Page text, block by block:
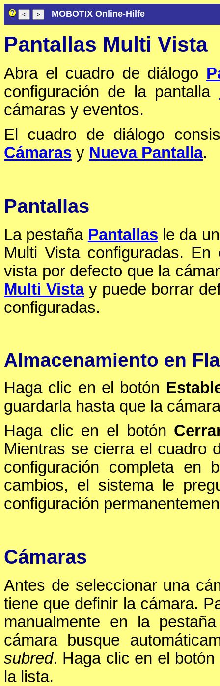
MOBOTIX Online-Hilfe
Pantallas Multi Vista
Abra el cuadro de diálogo
configuración de la pantalla
cámaras y eventos.
El cuadro de diálogo
Cámaras y Nueva Pantalla.
Pantallas
La pestaña Pantallas le da
Multi Vista configuradas.
vista por defecto que la
Multi Vistay puede borrar
configuradas.
Almacenamiento en
Haga clic en el botón
guardarla hasta que la
Haga clic en el botón
Mientras se cierra el cuadro
configuración completa en
cambios, el sistema le
configuración
Cámaras
Antes de seleccionar una
tiene que definir la cámara.
manualmente en la
cámara busque
subred. Haga clic en el botón
la lista.